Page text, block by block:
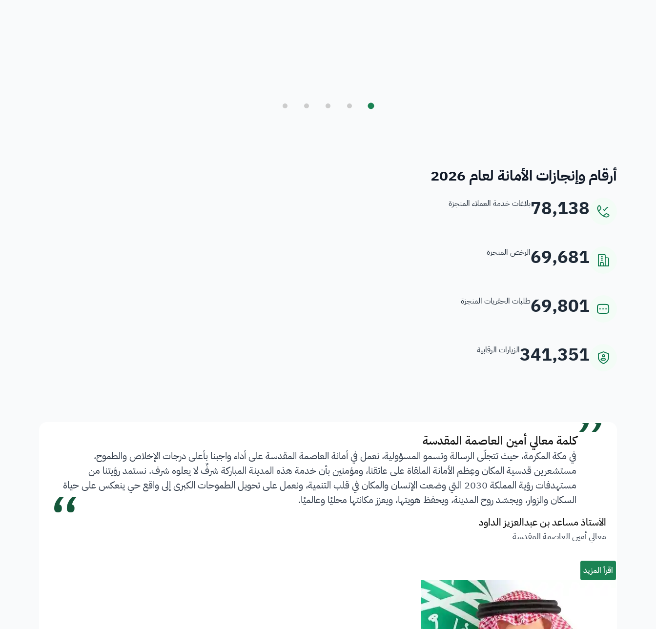
أرقام وإنجازات الأمانة لعام 2026
78,138بلاغات خدمة العملاء المنجزة
69,681الرخص المنجزة
69,801طلبات الحفريات المنجزة
341,351الزيارات الرقابية
”كلمة معالي أمين العاصمة المقدسة
في مكة المكرمة، حيث تتجلّى الرسالة وتسمو المسؤولية، نعمل في أمانة العاصمة المقدسة على أداء واجبنا بأعلى درجات الإخلاص والطموح،
مستشعرين قدسية المكان وعِظم الأمانة الملقاة على عاتقنا، ومؤمنين بأن خدمة هذه المدينة المباركة شرفٌ لا يعلوه شرف. نستمد رؤيتنا من
مستهدفات رؤية المملكة 2030 التي وضعت الإنسان والمكان في قلب التنمية، ونعمل على تحويل الطموحات الكبرى إلى واقع حي ينعكس على حياة
السكان والزوار، ويجسّد روح المدينة، ويحفظ هويتها، ويعزز مكانتها محليًا وعالميًا.
الأستاذ مساعد بن عبدالعزيز الداود
معالي أمين العاصمة المقدسة “